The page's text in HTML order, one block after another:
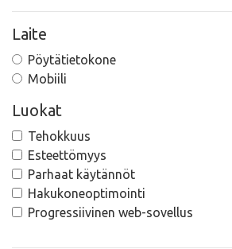
Laite
Pöytätietokone
Mobiili
Luokat
Tehokkuus
Esteettömyys
Parhaat käytännöt
Hakukoneoptimointi
Progressiivinen web-sovellus